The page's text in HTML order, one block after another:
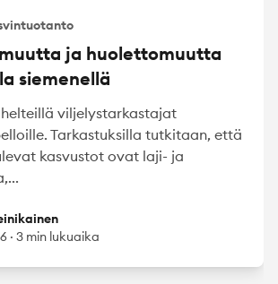
ja huolettomuutta
siemenellä
helteillä viljelystarkastajat
Tarkastuksilla tutkitaan, että
kasvustot ovat laji- ja
· 3 min lukuaika